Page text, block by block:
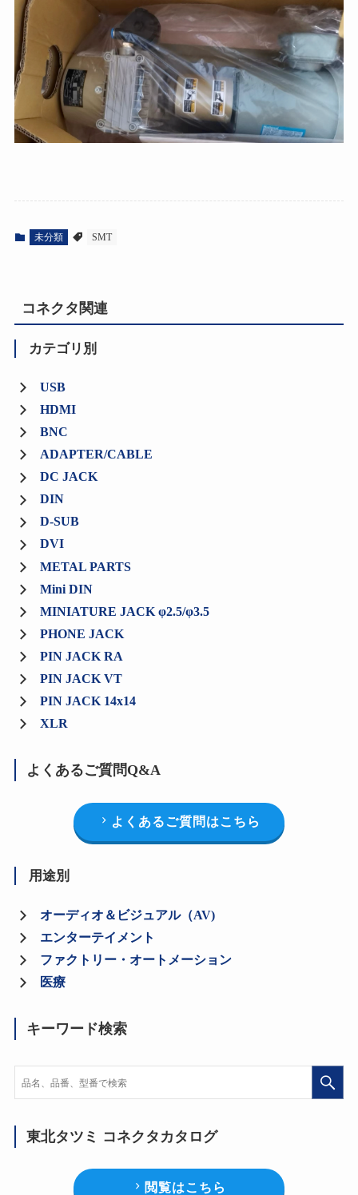
未分類 SMT
コネクタ関連
カテゴリ別
USB
HDMI
BNC
ADAPTER/CABLE
DC JACK
DIN
D-SUB
DVI
METAL PARTS
Mini DIN
MINIATURE JACK φ2.5/φ3.5
PHONE JACK
PIN JACK RA
PIN JACK VT
PIN JACK 14x14
XLR
よくあるご質問Q&A
よくあるご質問はこちら
用途別
オーディオ＆ビジュアル（AV)
エンターテイメント
ファクトリー・オートメーション
医療
キーワード検索
東北タツミ コネクタカタログ
閲覧はこちら